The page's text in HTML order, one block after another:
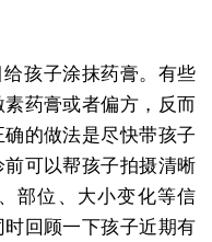
孩子涂抹药膏。有些
药膏或者偏方，反而
的做法是尽快带孩子
可以帮孩子拍摄清晰
部位、大小变化等信
回顾一下孩子近期有